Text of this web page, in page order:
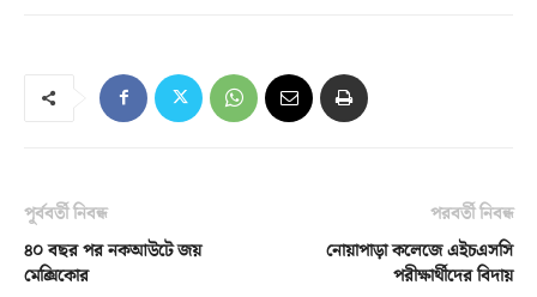
পূর্ববর্তী নিবন্ধ
৪০ বছর পর নকআউটে জয়
মেক্সিকোর
পরবর্তী নিবন্ধ
নোয়াপাড়া কলেজে এইচএসসি
পরীক্ষার্থীদের বিদায়